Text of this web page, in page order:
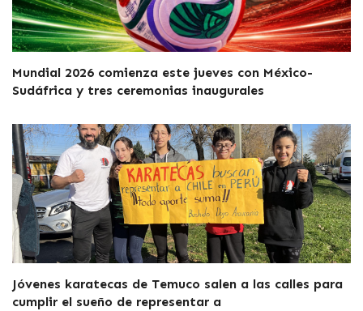
Mundial 2026 comienza este jueves con México-
Sudáfrica y tres ceremonias inaugurales
Jóvenes karatecas de Temuco salen a las calles para
cumplir el sueño de representar a